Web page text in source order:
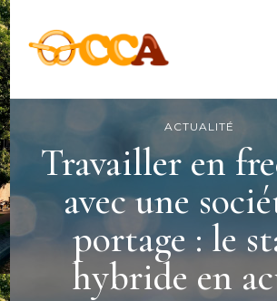
Centre Culturel
ACTUALITÉ
Travailler en
avec une
portage : le
hybride en